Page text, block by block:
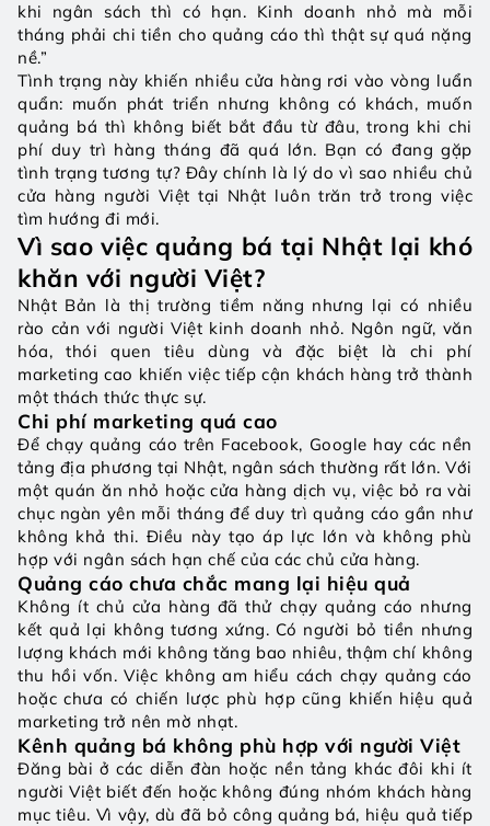
khi ngân sách thì có hạn. Kinh doanh nhỏ mà mỗi
tháng phải chi tiền cho quảng cáo thì thật sự quá nặng
nề.”
Tình trạng này khiến nhiều cửa hàng rơi vào vòng luẩn
quẩn: muốn phát triển nhưng không có khách, muốn
quảng bá thì không biết bắt đầu từ đâu, trong khi chi
phí duy trì hàng tháng đã quá lớn. Bạn có đang gặp
tình trạng tương tự? Đây chính là lý do vì sao nhiều chủ
cửa hàng người Việt tại Nhật luôn trăn trở trong việc
tìm hướng đi mới.
Vì sao việc quảng bá tại Nhật lại khó
khăn với người Việt?
Nhật Bản là thị trường tiềm năng nhưng lại có nhiều
rào cản với người Việt kinh doanh nhỏ. Ngôn ngữ, văn
hóa, thói quen tiêu dùng và đặc biệt là chi phí
marketing cao khiến việc tiếp cận khách hàng trở thành
một thách thức thực sự.
Chi phí marketing quá cao
Để chạy quảng cáo trên Facebook, Google hay các nền
tảng địa phương tại Nhật, ngân sách thường rất lớn. Với
một quán ăn nhỏ hoặc cửa hàng dịch vụ, việc bỏ ra vài
chục ngàn yên mỗi tháng để duy trì quảng cáo gần như
không khả thi. Điều này tạo áp lực lớn và không phù
hợp với ngân sách hạn chế của các chủ cửa hàng.
Quảng cáo chưa chắc mang lại hiệu quả
Không ít chủ cửa hàng đã thử chạy quảng cáo nhưng
kết quả lại không tương xứng. Có người bỏ tiền nhưng
lượng khách mới không tăng bao nhiêu, thậm chí không
thu hồi vốn. Việc không am hiểu cách chạy quảng cáo
hoặc chưa có chiến lược phù hợp cũng khiến hiệu quả
marketing trở nên mờ nhạt.
Kênh quảng bá không phù hợp với người Việt
Đăng bài ở các diễn đàn hoặc nền tảng khác đôi khi ít
người Việt biết đến hoặc không đúng nhóm khách hàng
mục tiêu. Vì vậy, dù đã bỏ công quảng bá, hiệu quả tiếp